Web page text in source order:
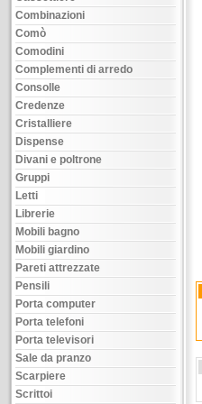
Combinazioni
Comò
Comodini
Complementi di arredo
Consolle
Credenze
Cristalliere
Dispense
Divani e poltrone
Gruppi
Letti
Librerie
Mobili bagno
Mobili giardino
Pareti attrezzate
Pensili
Porta computer
Porta telefoni
Porta televisori
Sale da pranzo
Scarpiere
Scrittoi